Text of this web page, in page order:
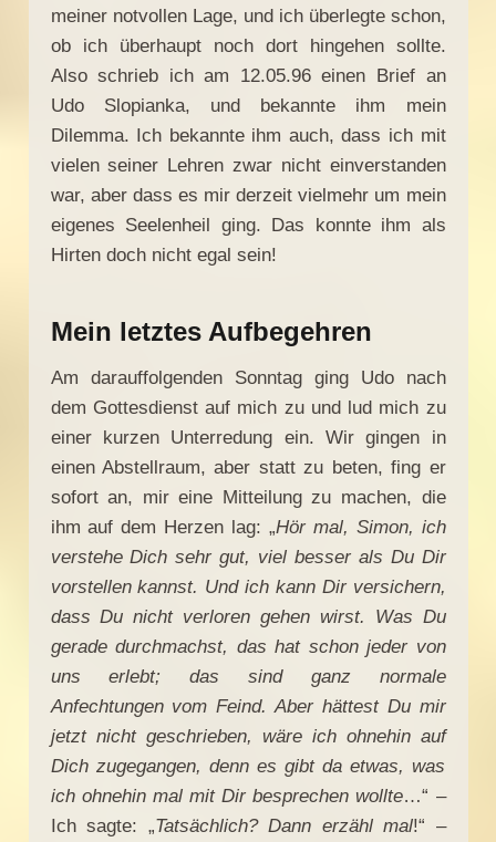
meiner notvollen Lage, und ich überlegte schon,
ob ich überhaupt noch dort hingehen sollte.
Also schrieb icham 12.05.96einen Brief an
Udo Slopianka, und bekannte ihm mein
Dilemma. Ich bekannte ihm auch, dass ich mit
vielen seiner Lehren zwar nicht einverstanden
war, aber dass es mir derzeit vielmehr um mein
eigenes Seelenheil ging. Das konnte ihm als
Hirten doch nicht egal sein!
Mein letztes Aufbegehren
Am darauffolgenden Sonntag ging Udo nach
dem Gottesdienst auf mich zu und lud mich zu
einer kurzen Unterredung ein. Wir gingen in
einen Abstellraum, aber statt zu beten, fing er
sofort an, mir eine Mitteilung zu machen, die
ihm auf dem Herzen lag: „Hör mal, Simon, ich
verstehe Dich sehr gut, viel besser als Du Dir
vorstellen kannst. Und ich kann Dir versichern,
dass Du nicht verloren gehen wirst. Was Du
gerade durchmachst, das hat schon jeder von
uns erlebt; das sind ganz normale
Anfechtungen vom Feind. Aber hättest Du mir
jetzt nicht geschrieben, wäre ich ohnehin auf
Dich zugegangen, denn es gibt da etwas, was
ich ohnehin mal mit Dir besprechen wollte…“ –
Ich sagte: „Tatsächlich? Dann erzähl mal!“ –